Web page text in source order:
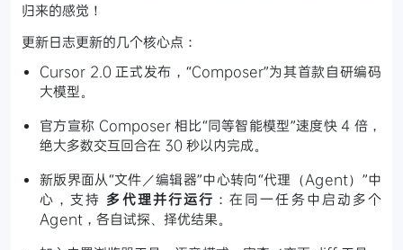
归来的感觉！
更新日志更新的几个核心点：
Cursor 2.0 正式发布，“Composer”为其首款自研编码
大模型。
官方宣称 Composer 相比“同等智能模型”速度快 4 倍，
绝大多数交互回合在 30 秒以内完成。
新版界面从“文件／编辑器”中心转向“代理（Agent）”中
心，支持 多代理并行运行 ：在同一任务中启动多个
Agent，各自试探、择优结果。